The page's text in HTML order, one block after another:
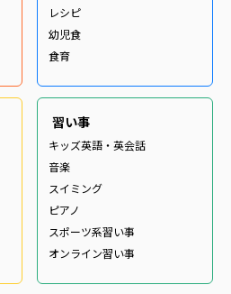
レシピ
幼児食
食育
習い事
キッズ英語・英会話
音楽
スイミング
ピアノ
スポーツ系習い事
オンライン習い事